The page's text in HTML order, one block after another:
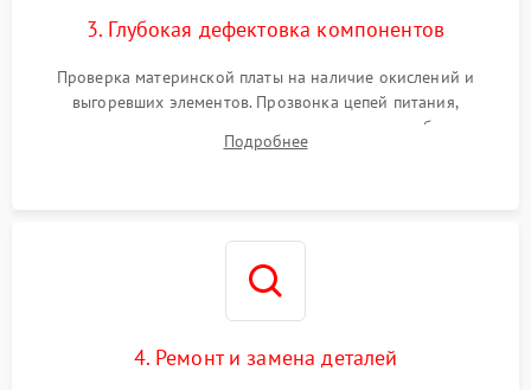
3. Глубокая дефектовка компонентов
Проверка материнской платы на наличие окислений и
выгоревших элементов. Прозвонка цепей питания,
тестирование приводных моторов колес и турбины
всасывания. Оценка состояния оптических и инфракрасных
Подробнее
4. Ремонт и замена деталей